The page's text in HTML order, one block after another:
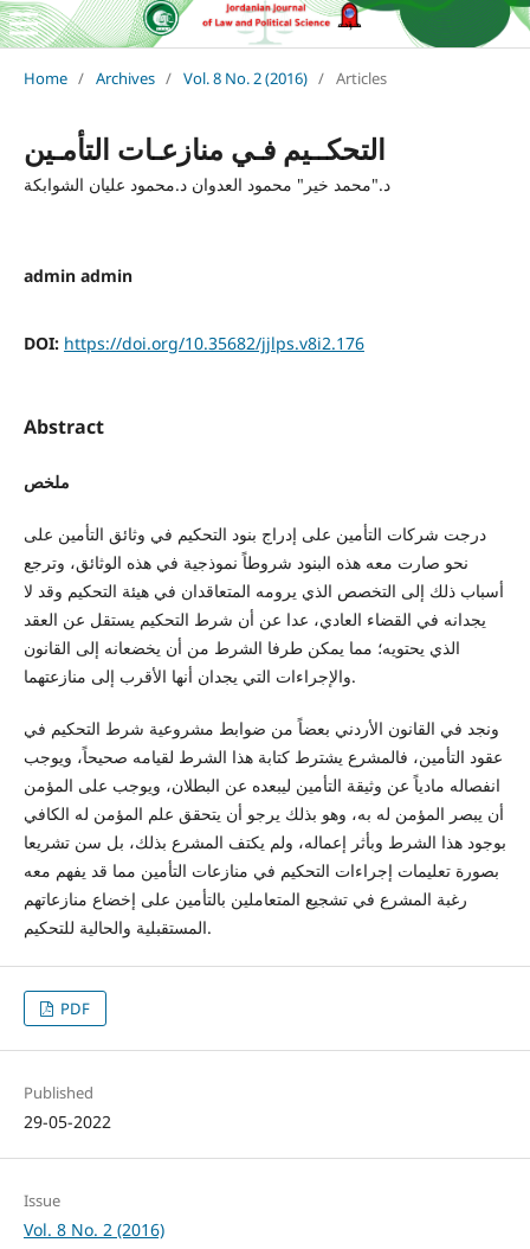
Home / Archives / Vol. 8 No. 2 (2016) / Articles
التحكــيم فـي منازعـات التأمـين
د."محمد خير" محمود العدوان د.محمود عليان الشوابكة
admin admin
DOI: https://doi.org/10.35682/jjlps.v8i2.176
Abstract
ملخص
درجت شركات التأمين على إدراج بنود التحكيم في وثائق التأمين على
نحو صارت معه هذه البنود شروطاً نموذجية في هذه الوثائق، وترجع
أسباب ذلك إلى التخصص الذي يرومه المتعاقدان في هيئة التحكيم وقد لا
يجدانه في القضاء العادي، عدا عن أن شرط التحكيم يستقل عن العقد
الذي يحتويه؛ مما يمكن طرفا الشرط من أن يخضعانه إلى القانون
والإجراءات التي يجدان أنها الأقرب إلى منازعتهما.
ونجد في القانون الأردني بعضاً من ضوابط مشروعية شرط التحكيم في
عقود التأمين، فالمشرع يشترط كتابة هذا الشرط لقيامه صحيحاً، ويوجب
انفصاله مادياً عن وثيقة التأمين ليبعده عن البطلان، ويوجب على المؤمن
أن يبصر المؤمن له به، وهو بذلك يرجو أن يتحقق علم المؤمن له الكافي
بوجود هذا الشرط وبأثر إعماله، ولم يكتف المشرع بذلك، بل سن تشريعا
بصورة تعليمات إجراءات التحكيم في منازعات التأمين مما قد يفهم معه
رغبة المشرع في تشجيع المتعاملين بالتأمين على إخضاع منازعاتهم
المستقبلية والحالية للتحكيم.
PDF
Published
29-05-2022
Issue
Vol. 8 No. 2 (2016)